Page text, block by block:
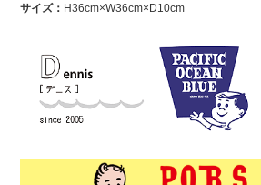
サイズ： H36cm×W36cm×D10cm